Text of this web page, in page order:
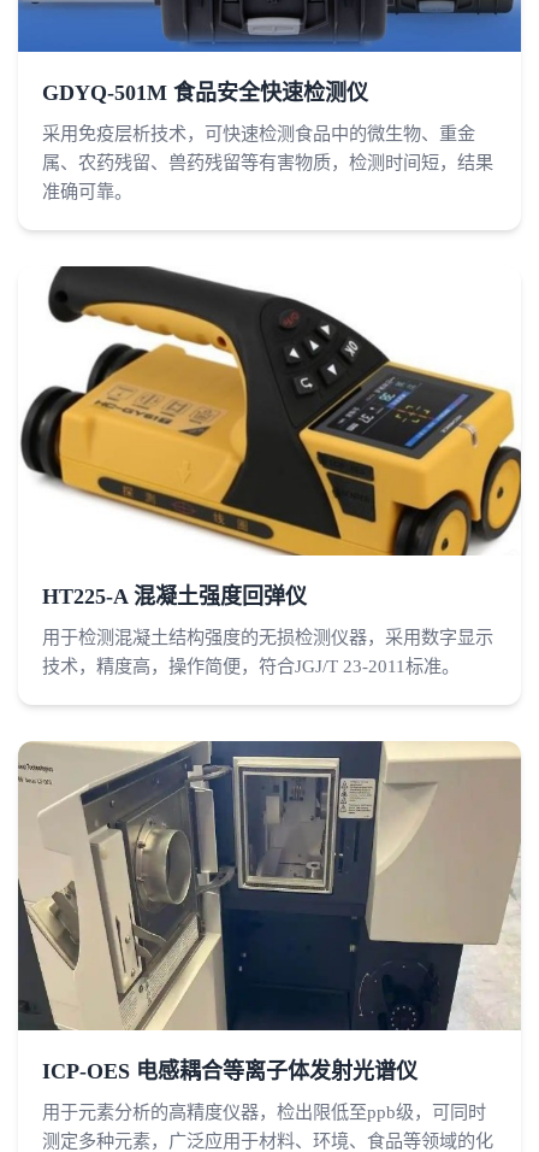
GDYQ-501M 食品安全快速检测仪
采用免疫层析技术，可快速检测食品中的微生物、重金
属、农药残留、兽药残留等有害物质，检测时间短，结果
准确可靠。
HT225-A 混凝土强度回弹仪
用于检测混凝土结构强度的无损检测仪器，采用数字显示
技术，精度高，操作简便，符合JGJ/T 23-2011标准。
ICP-OES 电感耦合等离子体发射光谱仪
用于元素分析的高精度仪器，检出限低至ppb级，可同时
测定多种元素，广泛应用于材料、环境、食品等领域的化